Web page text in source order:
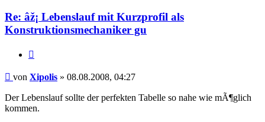
Re: âž¡ Lebenslauf mit Kurzprofil als
Konstruktionsmechaniker gu
Beitrag
von Xipolis » 08.08.2008, 04:27
Der Lebenslauf sollte der perfekten Tabelle so nahe wie mÃ¶glich
kommen.